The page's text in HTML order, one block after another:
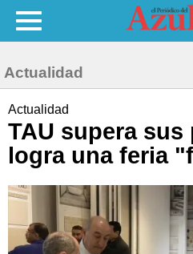
Actualidad
Actualidad
TAU supera
logra una feria